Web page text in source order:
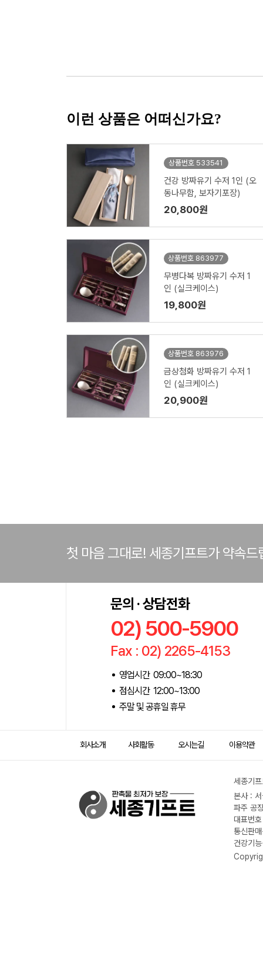
이런 상품은 어떠신가요?
상품번호 533541
건강 방짜유기 수저 1인 (오
동나무함, 보자기포장)
20,800원
상품번호 863977
무병다복 방짜유기 수저 1
인 (실크케이스)
19,800원
상품번호 863976
금상첨화 방짜유기 수저 1
인 (실크케이스)
20,900원
첫 마음 그대로! 세종기프트가 약속드
문의 · 상담전화
02) 500-5900
Fax : 02) 2265-4153
영업시간 09:00~18:30
점심시간 12:00~13:00
주말 및 공휴일 휴무
회사소개 사회활동 오시는길 이용약관
세종기
본사 :
파주 공
대표번
통신판
건강기